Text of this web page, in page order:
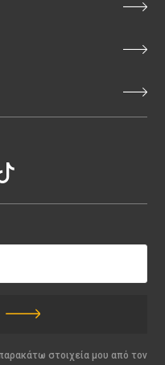
στοιχεία μου από τον